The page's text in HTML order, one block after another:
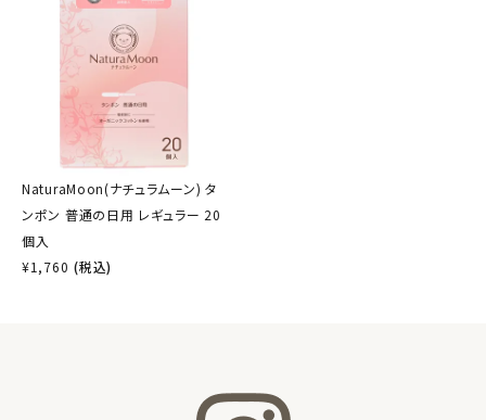
NaturaMoon(ナチュラムーン) タ
ンポン 普通の日用 レギュラー 20
個入
¥1,760 (税込)